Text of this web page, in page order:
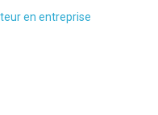
en entreprise